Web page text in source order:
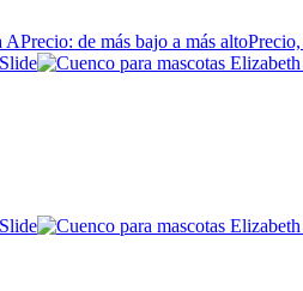
APrecio: de más bajo a más alto